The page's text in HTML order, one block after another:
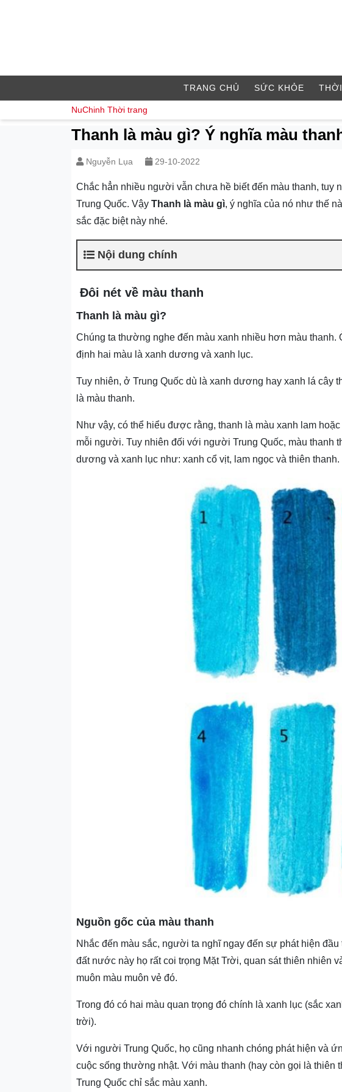
TRANG CHỦ SỨC KHỎE
NuChinh Thời trang
Thanh là màu gì? Ý nghĩa màu
Nguyễn Lụa 29-10-2022
Chắc hẳn nhiều người vẫn chưa hề biết đến màu thanh, tuy
Trung Quốc. Vậy Thanh là màu gì, ý nghĩa của nó như thế
sắc đặc biệt này nhé.
Nội dung chính
Đôi nét về màu thanh
Thanh là màu gì?
Chúng ta thường nghe đến màu xanh nhiều hơn màu
định hai màu là xanh dương và xanh lục.
Tuy nhiên, ở Trung Quốc dù là xanh dương hay xanh lá cây
là màu thanh.
Như vậy, có thể hiểu được rằng, thanh là màu xanh lam
mỗi người. Tuy nhiên đối với người Trung Quốc, màu thanh
dương và xanh lục như: xanh cổ vịt, lam ngọc và thiên thanh.
Nguồn gốc của màu thanh
Nhắc đến màu sắc, người ta nghĩ ngay đến sự phát hiện
đất nước này họ rất coi trọng Mặt Trời, quan sát thiên nhiên
muôn màu muôn vẻ đó.
Trong đó có hai màu quan trọng đó chính là xanh lục (sắc
trời).
Với người Trung Quốc, họ cũng nhanh chóng phát hiện và
cuộc sống thường nhật. Với màu thanh (hay còn gọi là thiên
Trung Quốc chỉ sắc màu xanh.